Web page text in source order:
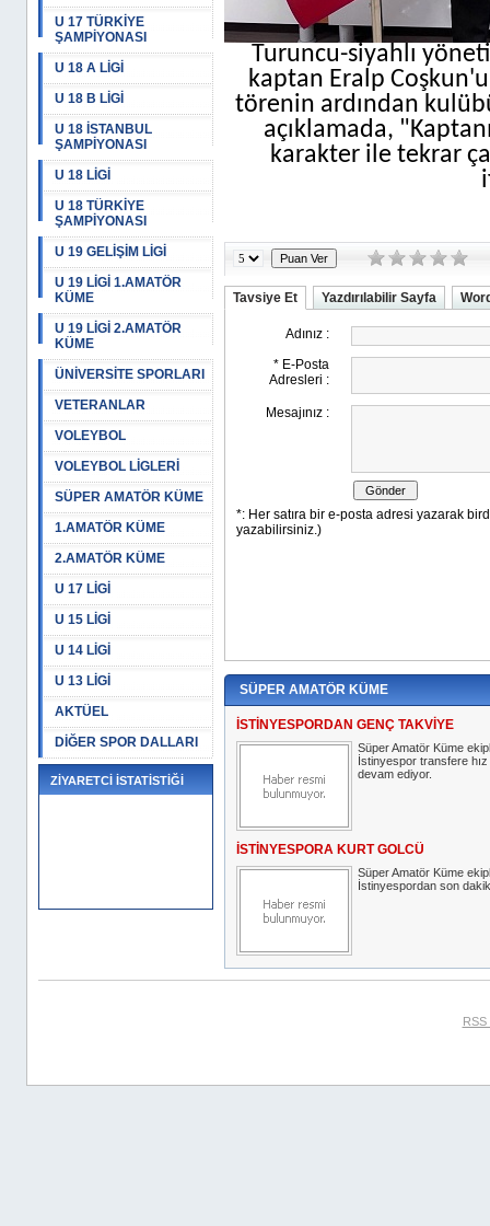
U 17 TÜRKİYE
ŞAMPİYONASI
U 18 A LİGİ
U 18 B LİGİ
U 18 İSTANBUL
ŞAMPİYONASI
U 18 LİGİ
U 18 TÜRKİYE
ŞAMPİYONASI
U 19 GELİŞİM LİGİ
U 19 LİGİ 1.AMATÖR
KÜME
U 19 LİGİ 2.AMATÖR
KÜME
ÜNİVERSİTE SPORLARI
VETERANLAR
VOLEYBOL
VOLEYBOL LİGLERİ
SÜPER AMATÖR KÜME
1.AMATÖR KÜME
2.AMATÖR KÜME
U 17 LİGİ
U 15 LİGİ
U 14 LİGİ
U 13 LİGİ
AKTÜEL
DİĞER SPOR DALLARI
ZİYARETCİ İSTATİSTİĞİ
Turuncu-siyahlı
kaptan Eralp
törenin ardından
açıklamada,
karakter ile tekrar
Tavsiye Et Yazdırılabilir Sayfa
SÜPER AMATÖR KÜME
İSTİNYESPORDAN GENÇ TAKVİYE
Süper Amatör Küme
İstinyespor transfere
devam ediyor.
İSTİNYESPORA KURT GOLCÜ
Süper Amatör Küme
İstinyespordan son
RSS